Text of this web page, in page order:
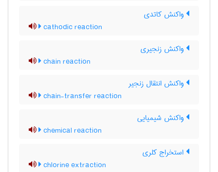
واکنش کاتدی
cathodic reaction
واکنش زنجیری
chain reaction
واکنش انتقال زنجیر
chain-transfer reaction
واکنش شیمیایی
chemical reaction
استخراج کلری
chlorine extraction